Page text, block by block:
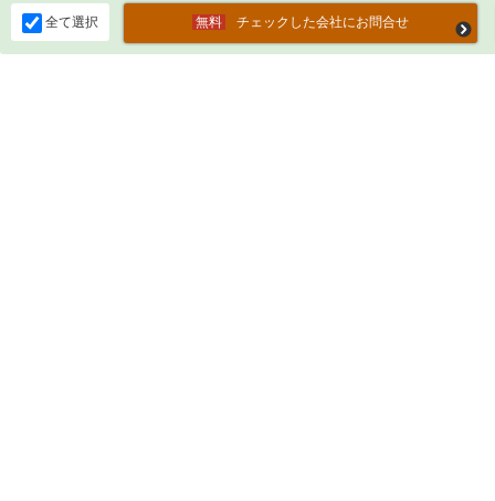
全て選択 チェックした会社にお問合せ